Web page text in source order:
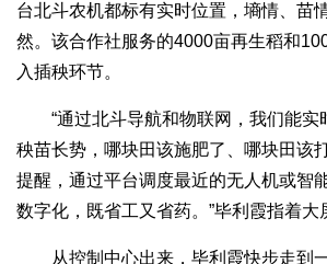
台北斗农机都标有实时位置，墒情、苗
然。该合作社服务的4000亩再生稻和
入插秧环节。
“通过北斗导航和物联网，我们能实
秧苗长势，哪块田该施肥了、哪块田该
提醒，通过平台调度最近的无人机或智
数字化，既省工又省药。”毕利霞指着大
从控制中心出来，毕利霞快步走到一